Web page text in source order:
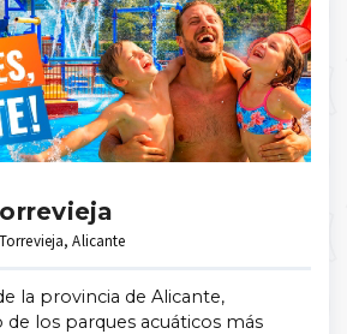
Alicante
la provincia de Alicante,
los parques acuáticos más